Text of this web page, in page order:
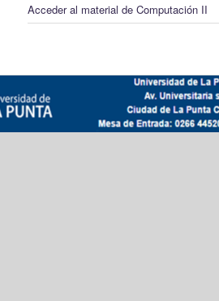
Acceder al material de Computación II